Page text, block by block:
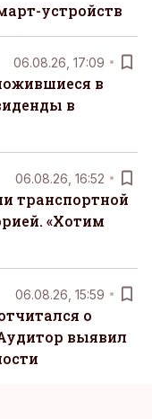
устройств
06.08.26, 17:09
в
в
06.08.26, 16:52
транспортной
«Хотим
06.08.26, 15:59
о
выявил